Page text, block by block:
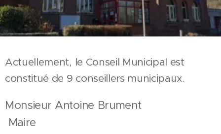
Actuellement, le Conseil Municipal est
constitué de 9 conseillers municipaux.
Monsieur Antoine Brument
Maire